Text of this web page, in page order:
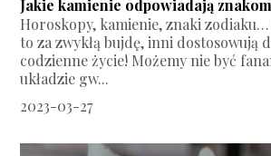
Jakie kamienie odpowiadają
Horoskopy, kamienie, znaki zodiaku…
to za zwykłą bujdę, inni dostosowują
codzienne życie! Możemy nie być
układzie gw...
2023-03-27